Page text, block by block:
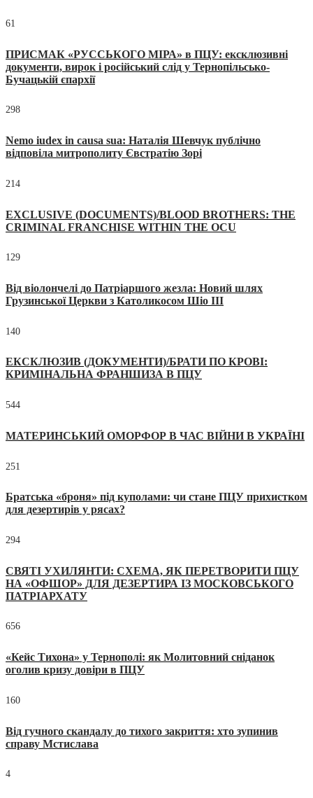
61
ПРИСМАК «РУССЬКОГО МІРА» в ПЦУ: ексклюзивні
документи, вирок і російський слід у Тернопільсько-
Бучацькій єпархії
298
Nemo iudex in causa sua: Наталія Шевчук публічно
відповіла митрополиту Євстратію Зорі
214
EXCLUSIVE (DOCUMENTS)/BLOOD BROTHERS: THE
CRIMINAL FRANCHISE WITHIN THE OCU
129
Від віолончелі до Патріаршого жезла: Новий шлях
Грузинської Церкви з Католикосом Шіо III
140
ЕКСКЛЮЗИВ (ДОКУМЕНТИ)/БРАТИ ПО КРОВІ:
КРИМІНАЛЬНА ФРАНШИЗА В ПЦУ
544
МАТЕРИНСЬКИЙ ОМОРФОР В ЧАС ВІЙНИ В УКРАЇНІ
251
Братська «броня» під куполами: чи стане ПЦУ прихистком
для дезертирів у рясах?
294
СВЯТІ УХИЛЯНТИ: СХЕМА, ЯК ПЕРЕТВОРИТИ ПЦУ
НА «ОФШОР» ДЛЯ ДЕЗЕРТИРА ІЗ МОСКОВСЬКОГО
ПАТРІАРХАТУ
656
«Кейс Тихона» у Тернополі: як Молитовний сніданок
оголив кризу довіри в ПЦУ
160
Від гучного скандалу до тихого закриття: хто зупинив
справу Мстислава
4